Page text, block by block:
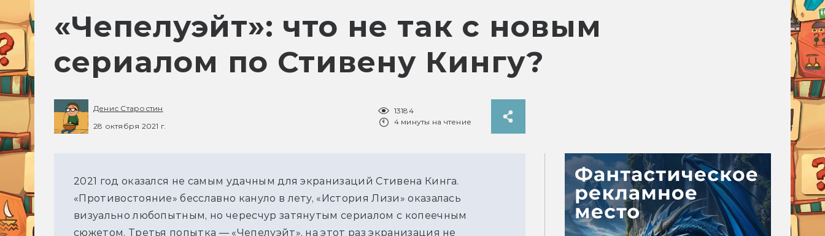
«Чепелуэйт»: что не так с новым
сериалом по Стивену Кингу?
Денис Старостин
28 октября 2021 г.
13184
4 минуты на чтение
2021 год оказался не самым удачным для экранизаций Стивена Кинга.
«Противостояние» бесславно кануло в лету, «История Лизи» оказалась
визуально любопытным, но чересчур затянутым сериалом с копеечным
сюжетом. Третья попытка — «Чепелуэйт», на этот раз экранизация не